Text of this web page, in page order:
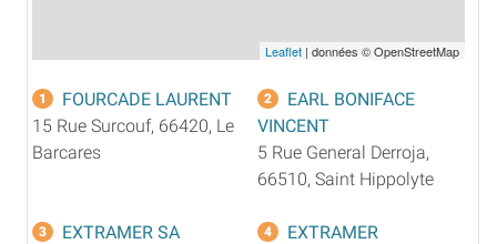
Leaflet | données © OpenStreetMap
1
FOURCADE LAURENT
15 Rue Surcouf, 66420, Le
Barcares
2
EARL BONIFACE
VINCENT
5 Rue General Derroja,
66510, Saint Hippolyte
3
EXTRAMER SA
4
EXTRAMER